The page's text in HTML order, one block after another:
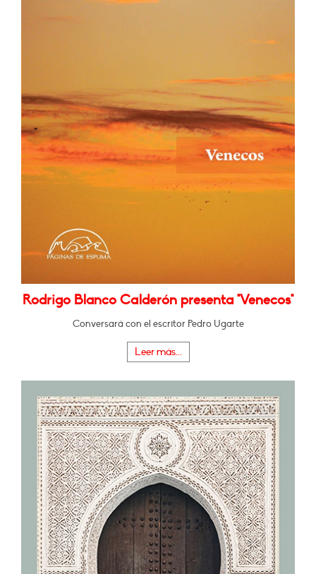
Rodrigo Blanco Calderón presenta "Venecos"
Conversará con el escritor Pedro Ugarte
Leer más...